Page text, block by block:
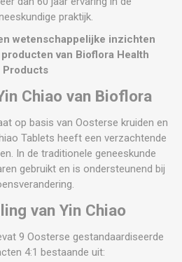
praktijk.
wetenschappelijke inzichten
van Bioflora Health
Products
Chiao van Bioflora
op basis van Oosterse kruiden en
Tablets heeft een verzachtende
In de traditionele geneeskunde
gebruikt en is ondersteunend bij
van Yin Chiao
9 Oosterse gestandaardiseerde
4:1 bestaande uit: